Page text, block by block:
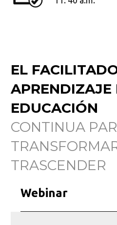
EL
APRENDIZAJE
EDUCACIÓN
CONTINUA
TRASCENDER
Webinar